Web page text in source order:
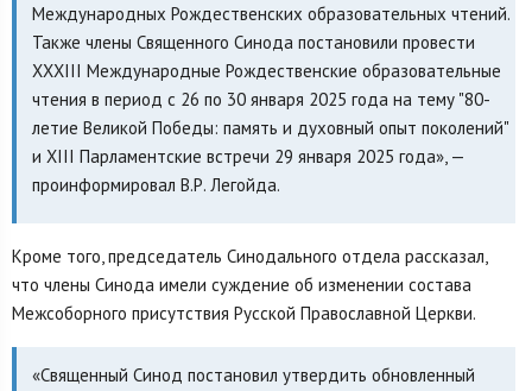
Международных Рождественских образовательных чтений.
Также члены Священного Синода постановили провести
XXXIII Международные Рождественские образовательные
чтения в период с 26 по 30 января 2025 года на тему "80-
летие Великой Победы: память и духовный опыт поколений"
и XIII Парламентские встречи 29 января 2025 года», —
проинформировал В.Р. Легойда.
Кроме того, председатель Синодального отдела рассказал,
что члены Синода имели суждение об изменении состава
Межсоборного присутствия Русской Православной Церкви.
«Священный Синод постановил утвердить обновленный